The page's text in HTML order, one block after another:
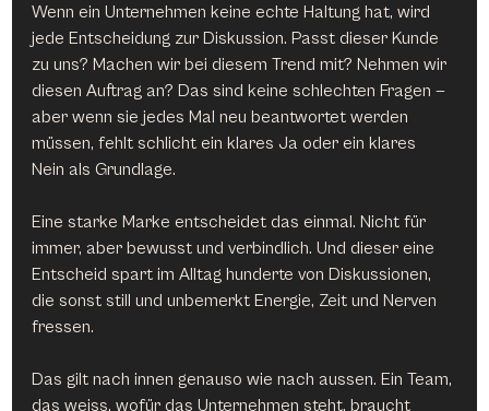
Wenn ein Unternehmen keine echte Haltung hat, wird
jede Entscheidung zur Diskussion. Passt dieser Kunde
zu uns? Machen wir bei diesem Trend mit? Nehmen wir
diesen Auftrag an? Das sind keine schlechten Fragen —
aber wenn sie jedes Mal neu beantwortet werden
müssen, fehlt schlicht ein klares Ja oder ein klares
Nein als Grundlage.
Eine starke Marke entscheidet das einmal. Nicht für
immer, aber bewusst und verbindlich. Und dieser eine
Entscheid spart im Alltag hunderte von Diskussionen,
die sonst still und unbemerkt Energie, Zeit und Nerven
fressen.
Das gilt nach innen genauso wie nach aussen. Ein Team,
das weiss, wofür das Unternehmen steht, braucht